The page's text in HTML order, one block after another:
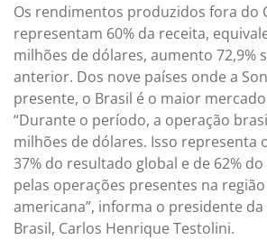
Os rendimentos produzidos fora do
representam 60% da receita,
milhões de dólares, aumento 72,9%
anterior. Dos nove países onde a
presente, o Brasil é o maior
“Durante o período, a operação
milhões de dólares. Isso representa
37% do resultado global e de 62%
pelas operações presentes na
americana”, informa o presidente da
Brasil, Carlos Henrique Testolini.